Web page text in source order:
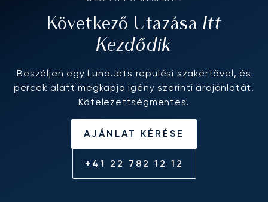
Következő Utazása Itt
Kezdődik
Beszéljen egy LunaJets repülési szakértővel, és
percek alatt megkapja igény szerinti árajánlatát.
Kötelezettségmentes.
AJÁNLAT KÉRÉSE
+41 22 782 12 12